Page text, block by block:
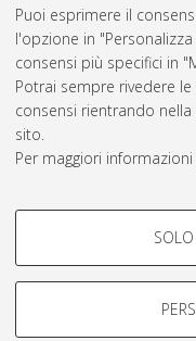
Puoi esprimere il
l'opzione in
consensi più specifici in
Potrai sempre rivedere
consensi rientrando
sito.
Per maggiori informazioni
COOKIE DI
Si tratta di cookie
navigazione degli utenti,
Rss 1.0
Rss 2.0
ISSN: 2038-7946
Impostazioni Cookie
Informativa sulla
Condizioni d’uso del